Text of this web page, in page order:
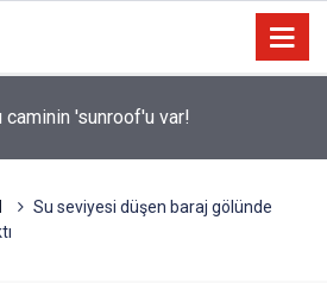
caminin 'sunroof'u var!
Su seviyesi düşen baraj gölünde